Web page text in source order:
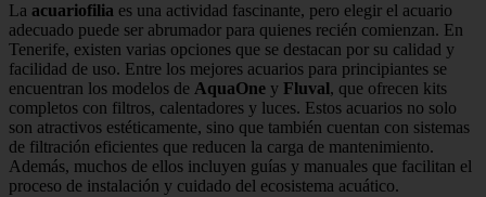
La acuariofilia es una actividad fascinante, pero elegir el acuario
adecuado puede ser abrumador para quienes recién comienzan. En
Tenerife, existen varias opciones que se destacan por su calidad y
facilidad de uso. Entre los mejores acuarios para principiantes se
encuentran los modelos de AquaOne y Fluval, que ofrecen kits
completos con filtros, calentadores y luces. Estos acuarios no solo
son atractivos estéticamente, sino que también cuentan con sistemas
de filtración eficientes que reducen la carga de mantenimiento.
Además, muchos de ellos incluyen guías y manuales que facilitan el
proceso de instalación y cuidado del ecosistema acuático.